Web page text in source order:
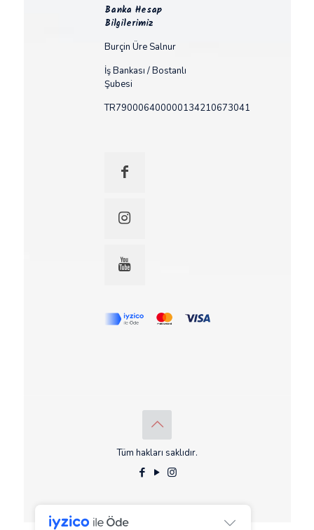
Banka Hesap
Bilgilerimiz
Burçin Üre Salnur
İş Bankası / Bostanlı
Şubesi
TR790006400000134210673041
Tüm hakları saklıdır.